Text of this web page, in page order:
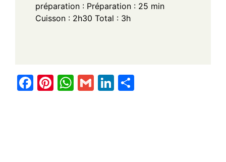
préparation : Préparation : 25 min
Cuisson : 2h30 Total : 3h
F
Pi
W
G
Li